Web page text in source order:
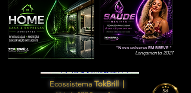
"Novo universo EM BREVE "
Lançamento 2027
Ecossistema TokBrill |